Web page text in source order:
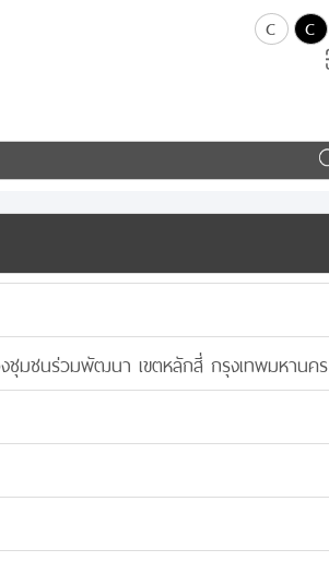
c c
มชนร่วมพัฒนา เขตหลักสี่ กรุงเทพมหานคร